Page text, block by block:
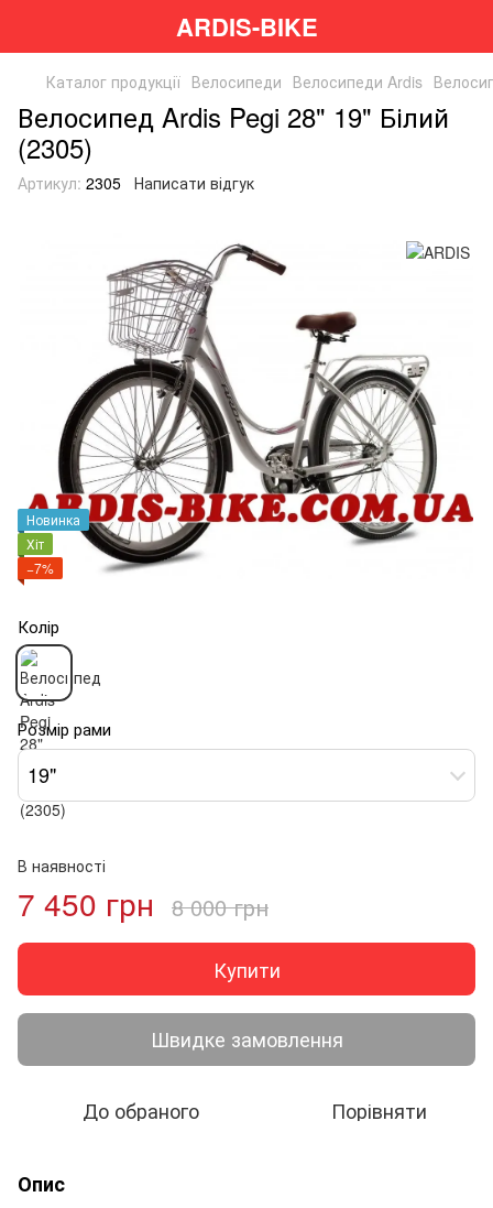
ARDIS-BIKE
Каталог продукції Велосипеди Велосипеди Ardis
Велосипед Ardis Pegi 28" 19" Білий
(2305)
Артикул: 2305 Написати відгук
Новинка
Хіт
−7%
Колір
Розмір рами
19"
В наявності
7 450 грн 8 000 грн
Купити
Швидке замовлення
До обраного Порівняти
Опис